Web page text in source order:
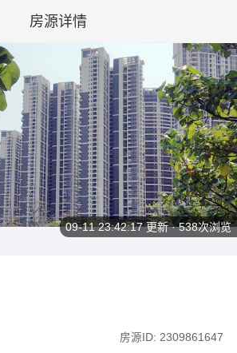
房源详情
房源ID: 2309861647
09-11 23:42:17更新 · 538次浏览